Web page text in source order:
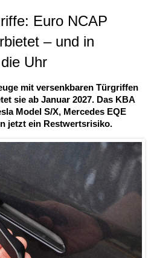
Euro NCAP
– und in
Uhr
mit versenkbaren Türgriffen
sie ab Januar 2027. Das KBA
Model S/X, Mercedes EQE
jetzt ein Restwertsrisiko.